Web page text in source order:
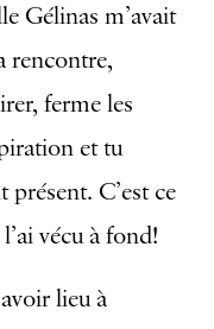
Gélinas m’avait
rencontre,
ferme les
et tu
C’est ce
vécu à fond!
lieu à